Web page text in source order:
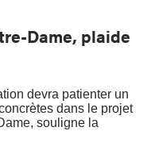
Dame, plaide
devra patienter un
dans le projet
souligne la